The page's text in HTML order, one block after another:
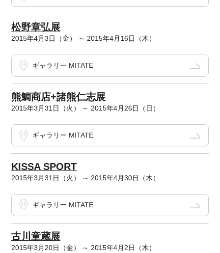
松野章弘展
2015年4月3日（金） ～ 2015年4月16日（木）
ギャラリー MITATE
熊鯛商店+諸熊仁志展
2015年3月31日（火） ～ 2015年4月26日（日）
ギャラリー MITATE
KISSA SPORT
2015年3月31日（火） ～ 2015年4月30日（木）
ギャラリー MITATE
古川章蔵展
2015年3月20日（金） ～ 2015年4月2日（木）